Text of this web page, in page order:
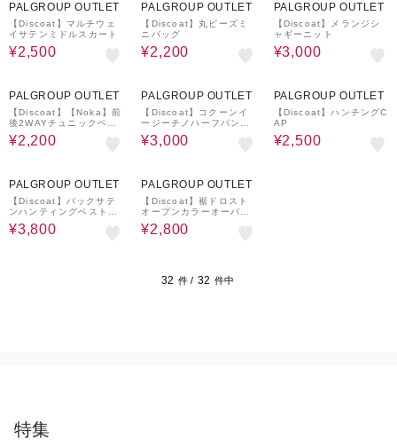
PALGROUP OUTLET
【Discoat】マルチウェ
イサテンミドルスカート
¥2,500
PALGROUP OUTLET
【Discoat】丸ビーズミ
ニバッグ
¥2,200
PALGROUP OUTLET
【Discoat】メランジシ
ャギーニット
¥3,000
PALGROUP OUTLET
【Discoat】【Noka】前
後2WAYチュニックベス
ト
¥2,200
PALGROUP OUTLET
【Discoat】コクーンイ
ージーチノハーフパンツ
《ユニセックス》
¥3,000
PALGROUP OUTLET
【Discoat】ハンチングC
AP
¥2,500
PALGROUP OUTLET
【Discoat】バックサテ
ンハンティングベスト
《ユニセックス》
¥3,800
PALGROUP OUTLET
【Discoat】裾ドロスト
オープンカラーオーバー
シャツ《ユニセックス》
¥2,800
32 件 / 32 件中
特集